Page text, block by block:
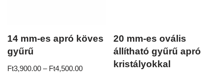
14 mm-es apró köves
gyűrű
Ft3,900.00 – Ft4,500.00
20 mm-es ovális
állítható gyűrű apró
kristályokkal